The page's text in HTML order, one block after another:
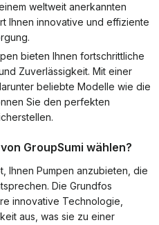
weltweit anerkannten
Ihnen innovative und effiziente
bieten Ihnen fortschrittliche
Zuverlässigkeit. Mit einer
beliebte Modelle wie die
Sie den perfekten
GroupSumi wählen?
Ihnen Pumpen anzubieten, die
Die Grundfos
innovative Technologie,
aus, was sie zu einer